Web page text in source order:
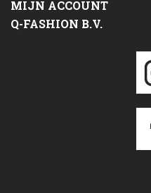
MIJN ACCOUNT
Q-FASHION B.V.